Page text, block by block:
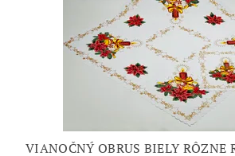
VIANOČNÝ OBRUS BIELY RÔZNE